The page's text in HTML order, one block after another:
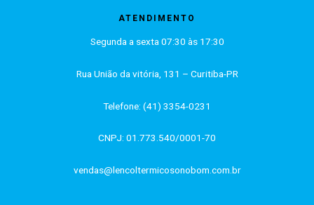
ATENDIMENTO
Segunda a sexta 07:30 às 17:30
Rua União da vitória, 131 – Curitiba-PR
Telefone: (41) 3354-0231
CNPJ: 01.773.540/0001-70
vendas@lencoltermicosonobom.com.br